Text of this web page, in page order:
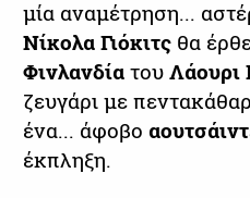
μία αναμέτρηση...
Νίκολα Γιόκιτς θα
Φινλανδίατου
ζευγάρι με
ένα... άφοβο
έκπληξη.